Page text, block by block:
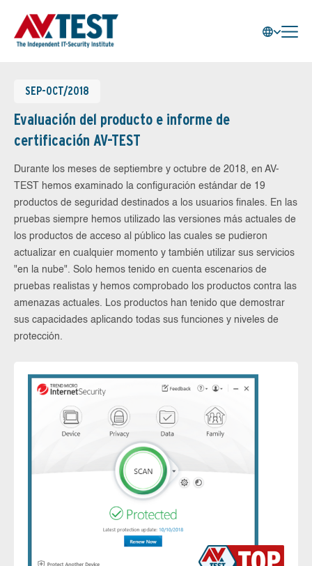
SEP-OCT/2018
Evaluación del producto e informe de
certificación AV-TEST
Durante los meses de septiembre y octubre de 2018, en AV-
TEST hemos examinado la configuración estándar de 19
productos de seguridad destinados a los usuarios finales. En las
pruebas siempre hemos utilizado las versiones más actuales de
los productos de acceso al público las cuales se pudieron
actualizar en cualquier momento y también utilizar sus servicios
"en la nube". Solo hemos tenido en cuenta escenarios de
pruebas realistas y hemos comprobado los productos contra las
amenazas actuales. Los productos han tenido que demostrar
sus capacidades aplicando todas sus funciones y niveles de
protección.